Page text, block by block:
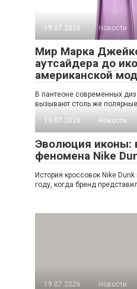
19.07.2026 Новости
Мир Марка
аутсайдера до
американской
В пантеоне современных
вызывают столь же
19.07.2026
Новости
Эволюция иконы:
феномена Nike
История кроссовок Nike
году, когда бренд
19.07.2026 Новости